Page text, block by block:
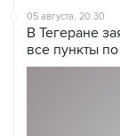
05 августа, 20:30
В Тегеране
все пункты